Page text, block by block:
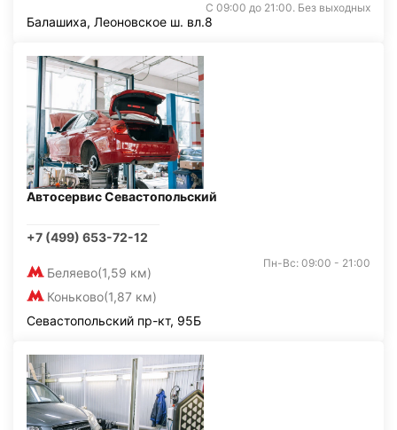
С 09:00 до 21:00. Без выходных
Балашиха, Леоновское ш. вл.8
Автосервис Севастопольский
+7 (499) 653-72-12
Беляево(1,59 км)
Коньково(1,87 км)
Пн-Вс: 09:00 - 21:00
Севастопольский пр-кт, 95Б